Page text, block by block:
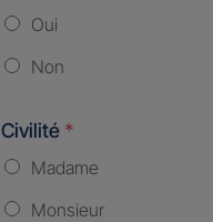
Oui
Non
Civilité *
Madame
Monsieur